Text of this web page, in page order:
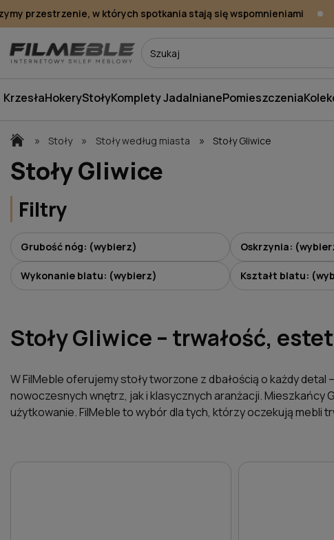
przestrzenie, w których spotkania stają się wspomnieniami
KrzesłaHokeryStołyKomplety JadalnianePomieszczenia
» Stoły » Stoły według miasta » Stoły Gliwice
Stoły Gliwice
Filtry
Grubość nóg: (wybierz) Oskrzynia:
Wykonanie blatu: (wybierz) Kształt blatu:
Stoły Gliwice – trwałość,
W FilMeble oferujemy stoły tworzone z dbałością o każdy
nowoczesnych wnętrz, jak i klasycznych aranżacji. Mieszkańcy
użytkowanie. FilMeble to wybór dla tych, którzy oczekują mebli